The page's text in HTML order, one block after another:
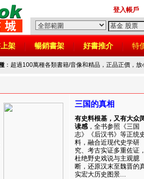
登入帳戶
架 暢銷書架 好書推介 特
：超過100萬種各類書籍/音像和精品，正品正價，
三国的真相
有史料根基，又有大众
读感 ，全书参照《三国
志》《后汉书》等正统
料，融合近现代史学研
究、考古实证多重佐证
杜绝野史戏说与主观臆
断，还原汉末至魏晋的
实宏大历史图景...